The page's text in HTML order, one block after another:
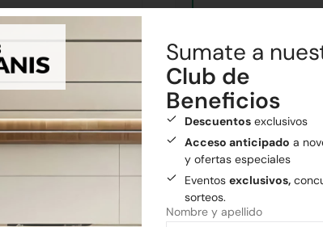
Envíos
Realizamos envíos a todo
Envío gratisa
Medios de pago
Pagá tu compra con
Sumate a
Club de
Beneficios
Descuentosexclusivos
Acceso anticipado a
y ofertas especiales
Eventos exclusivos,
sorteos.
Nombre y apellido